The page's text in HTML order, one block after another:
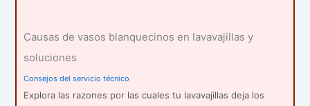
Causas de vasos blanquecinos en lavavajillas y
soluciones
Consejos del servicio técnico
Explora las razones por las cuales tu lavavajillas deja los